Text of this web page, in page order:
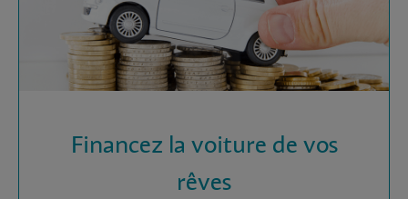
Financez la voiture de vos
rêves